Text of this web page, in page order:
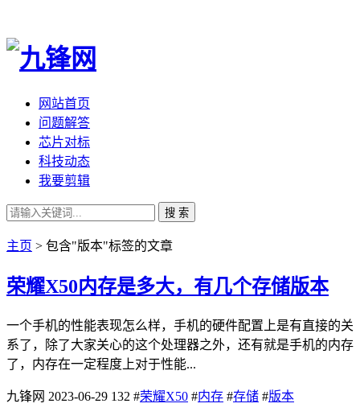
网站首页
问题解答
芯片对标
科技动态
我要剪辑
搜 索
主页 > 包含"版本"标签的文章
荣耀X50内存是多大，有几个存储版本
一个手机的性能表现怎么样，手机的硬件配置上是有直接的关
系了，除了大家关心的这个处理器之外，还有就是手机的内存
了，内存在一定程度上对于性能...
九锋网 2023-06-29 132 #荣耀X50 #内存 #存储 #版本